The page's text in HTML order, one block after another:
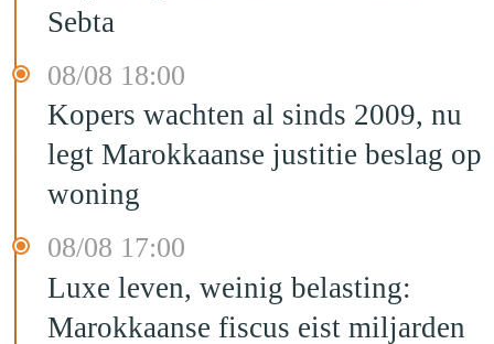
Sebta
08/08 18:00
Kopers wachten al sinds 2009, nu
legt Marokkaanse justitie beslag op
woning
08/08 17:00
Luxe leven, weinig belasting:
Marokkaanse fiscus eist miljarden